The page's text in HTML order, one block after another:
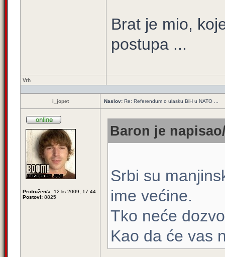
Brat je mio,
postupa ...
Vrh
i_jopet Naslov: Re: Referendum o ulasku BiH u NATO ...
Pridružen/a: 12 lis 2009, 17:44
Postovi: 8825
Baron je
Srbi su
ime većine.
Tko neće
Kao da će vas